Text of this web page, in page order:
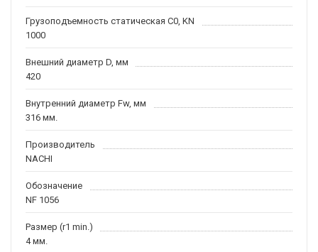
Грузоподъемность статическая C0, KN
1000
Внешний диаметр D, мм
420
Внутренний диаметр Fw, мм
316 мм.
Производитель
NACHI
Обозначение
NF 1056
Размер (r1 min.)
4 мм.